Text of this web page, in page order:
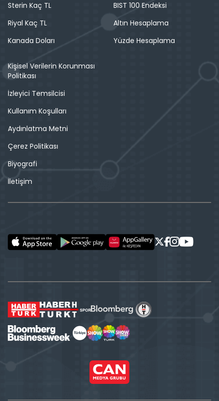
Sterin Kaç TL
Riyal Kaç TL
Kanada Doları
BIST 100 Endeksi
Altın Hesaplama
Yüzde Hesaplama
Kişisel Verilerin Korunması
Politikası
İzleyici Temsilcisi
Kullanım Koşulları
Aydınlatma Metni
Çerez Politikası
Biyografi
İletişim